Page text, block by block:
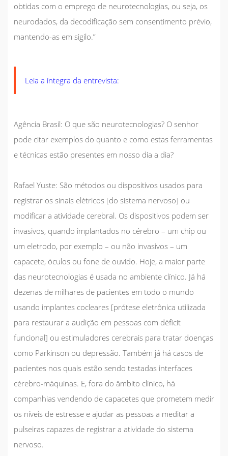
obtidas com o emprego de neurotecnologias, ou seja, os
neurodados, da decodificação sem consentimento prévio,
mantendo-as em sigilo.”
Leia a íntegra da entrevista:
Agência Brasil: O que são neurotecnologias? O senhor
pode citar exemplos do quanto e como estas ferramentas
e técnicas estão presentes em nosso dia a dia?
Rafael Yuste: São métodos ou dispositivos usados para
registrar os sinais elétricos [do sistema nervoso] ou
modificar a atividade cerebral. Os dispositivos podem ser
invasivos, quando implantados no cérebro – um chip ou
um eletrodo, por exemplo – ou não invasivos – um
capacete, óculos ou fone de ouvido. Hoje, a maior parte
das neurotecnologias é usada no ambiente clínico. Já há
dezenas de milhares de pacientes em todo o mundo
usando implantes cocleares [prótese eletrônica utilizada
para restaurar a audição em pessoas com déficit
funcional] ou estimuladores cerebrais para tratar doenças
como Parkinson ou depressão. Também já há casos de
pacientes nos quais estão sendo testadas interfaces
cérebro-máquinas. E, fora do âmbito clínico, há
companhias vendendo de capacetes que prometem medir
os níveis de estresse e ajudar as pessoas a meditar a
pulseiras capazes de registrar a atividade do sistema
nervoso.